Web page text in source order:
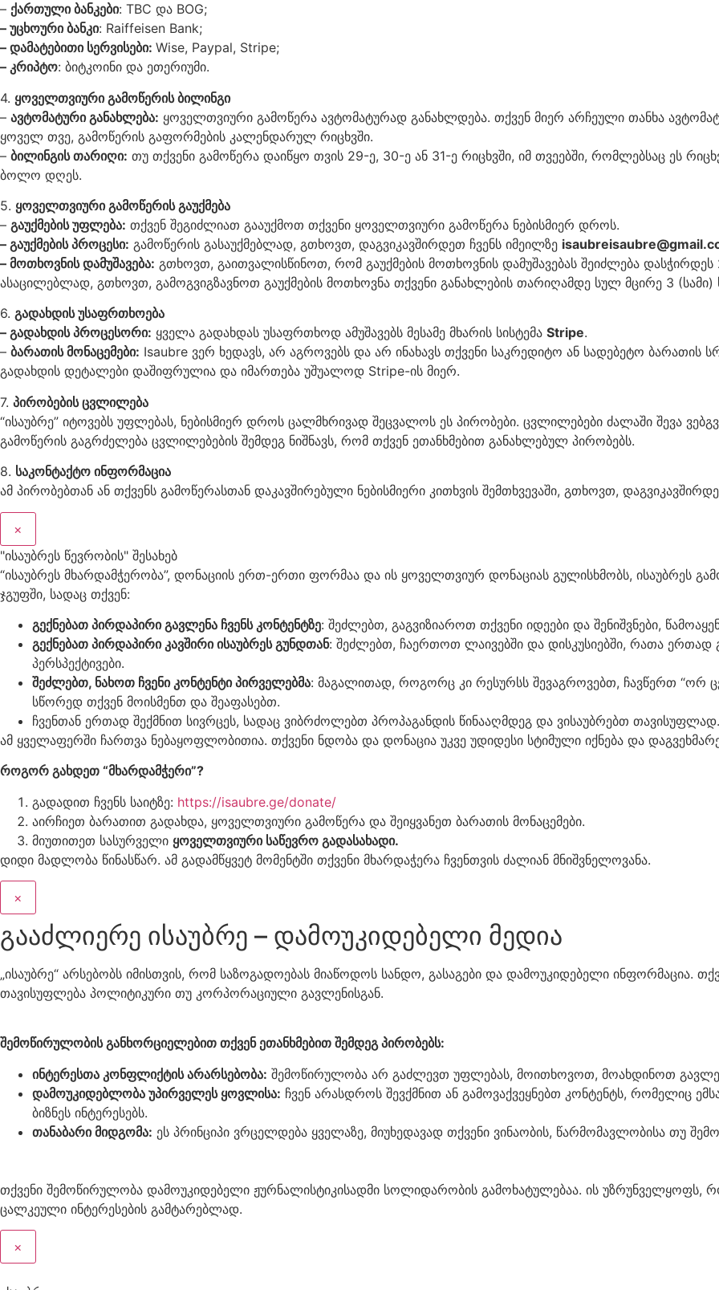
– ქართული ბანკები: TBC და BOG;
– უცხოური ბანკი: Raiffeisen Bank;
– დამატებითი სერვისები: Wise, Paypal, Stripe;
– კრიპტო: ბიტკოინი და ეთერიუმი.
4. ყოველთვიური გამოწერის ბილინგი
– ავტომატური განახლება: ყოველთვიური გამოწერა ავტომატურად განახლდება. თქვენ მიერ არჩეული თანხა
ყოველ თვე, გამოწერის გაფორმების კალენდარულ რიცხვში.
– ბილინგის თარიღი: თუ თქვენი გამოწერა დაიწყო თვის 29-ე, 30-ე ან 31-ე რიცხვში, იმ თვეებში, რომლებსაც ეს
ბოლო დღეს.
5. ყოველთვიური გამოწერის გაუქმება
– გაუქმების უფლება: თქვენ შეგიძლიათ გააუქმოთ თქვენი ყოველთვიური გამოწერა ნებისმიერ დროს.
– გაუქმების პროცესი: გამოწერის გასაუქმებლად, გთხოვთ, დაგვიკავშირდეთ ჩვენს იმეილზე
– მოთხოვნის დამუშავება: გთხოვთ, გაითვალისწინოთ, რომ გაუქმების მოთხოვნის დამუშავებას შეიძლება
ასაცილებლად, გთხოვთ, გამოგვიგზავნოთ გაუქმების მოთხოვნა თქვენი განახლების თარიღამდე სულ მცირე 3
6. გადახდის უსაფრთხოება
– გადახდის პროცესორი: ყველა გადახდას უსაფრთხოდ ამუშავებს მესამე მხარის სისტემა Stripe.
– ბარათის მონაცემები: Isaubre ვერ ხედავს, არ აგროვებს და არ ინახავს თქვენი საკრედიტო ან სადებეტო ბარათის
გადახდის დეტალები დაშიფრულია და იმართება უშუალოდ Stripe-ის მიერ.
7. პირობების ცვლილება
“ისაუბრე” იტოვებს უფლებას, ნებისმიერ დროს ცალმხრივად შეცვალოს ეს პირობები. ცვლილებები ძალაში შევა
გამოწერის გაგრძელება ცვლილებების შემდეგ ნიშნავს, რომ თქვენ ეთანხმებით განახლებულ პირობებს.
8. საკონტაქტო ინფორმაცია
ამ პირობებთან ან თქვენს გამოწერასთან დაკავშირებული ნებისმიერი კითხვის შემთხვევაში, გთხოვთ,
×
"ისაუბრეს წევრობის" შესახებ
“ისაუბრეს მხარდამჭერობა”, დონაციის ერთ-ერთი ფორმაა და ის ყოველთვიურ დონაციას გულისხმობს, ისაუბრეს
ჯგუფში, სადაც თქვენ:
გექნებათ პირდაპირი გავლენა ჩვენს კონტენტზე: შეძლებთ, გაგვიზიაროთ თქვენი იდეები და შენიშვნები,
გექნებათ პირდაპირი კავშირი ისაუბრეს გუნდთან: შეძლებთ, ჩაერთოთ ლაივებში და დისკუსიებში, რათა ერთად
პერსპექტივები.
შეძლებთ, ნახოთ ჩვენი კონტენტი პირველებმა: მაგალითად, როგორც კი რესურსს შევაგროვებთ, ჩავწერთ “ორ
სწორედ თქვენ მოისმენთ და შეაფასებთ.
ჩვენთან ერთად შექმნით სივრცეს, სადაც ვიბრძოლებთ პროპაგანდის წინააღმდეგ და ვისაუბრებთ თავისუფლად.
ამ ყველაფერში ჩართვა ნებაყოფლობითია. თქვენი ნდობა და დონაცია უკვე უდიდესი სტიმული იქნება და
როგორ გახდეთ “მხარდამჭერი”?
გადადით ჩვენს საიტზე: https://isaubre.ge/donate/
აირჩიეთ ბარათით გადახდა, ყოველთვიური გამოწერა და შეიყვანეთ ბარათის მონაცემები.
მიუთითეთ სასურველი ყოველთვიური საწევრო გადასახადი.
დიდი მადლობა წინასწარ. ამ გადამწყვეტ მომენტში თქვენი მხარდაჭერა ჩვენთვის ძალიან მნიშვნელოვანა.
×
გააძლიერე ისაუბრე – დამოუკიდებელი მედია​
„ისაუბრე“ არსებობს იმისთვის, რომ საზოგადოებას მიაწოდოს სანდო, გასაგები და დამოუკიდებელი ინფორმაცია.
თავისუფლება პოლიტიკური თუ კორპორაციული გავლენისგან.
შემოწირულობის განხორციელებით თქვენ ეთანხმებით შემდეგ პირობებს:
ინტერესთა კონფლიქტის არარსებობა: შემოწირულობა არ გაძლევთ უფლებას, მოითხოვოთ, მოახდინოთ
დამოუკიდებლობა უპირველეს ყოვლისა: ჩვენ არასდროს შევქმნით ან გამოვაქვეყნებთ კონტენტს, რომელიც
ბიზნეს ინტერესებს.
თანაბარი მიდგომა: ეს პრინციპი ვრცელდება ყველაზე, მიუხედავად თქვენი ვინაობის, წარმომავლობისა თუ
თქვენი შემოწირულობა დამოუკიდებელი ჟურნალისტიკისადმი სოლიდარობის გამოხატულებაა. ის უზრუნველყოფს,
ცალკეული ინტერესების გამტარებლად.
×